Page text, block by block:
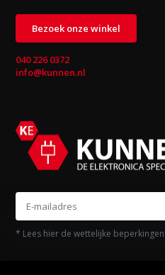
Bezoek onze winkel
040 226 0372
info@kunnen.nl
* Lees hier de wettelijke beperkingen